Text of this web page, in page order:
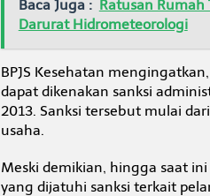
Baca Juga : Ratusan Rumah
Darurat Hidrometeorologi
BPJS Kesehatan
dapat dikenakan sanksi
2013. Sanksi tersebut mulai
usaha.
Meski demikian, hingga saat
yang dijatuhi sanksi terkait